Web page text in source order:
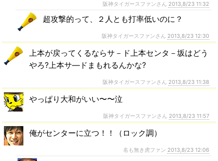
阪神タイガースファンさん 2013,8/23 11:32
超攻撃的って、２人とも打率低いのに？
阪神タイガースファンさん 2013,8/23 12:30
上本が戻ってくるならサ－ド上本センタ－坂はどう
やろ?上本サ―ドまもれるんかな?
阪神タイガースファンさん 2013,8/23 11:38
やっぱり大和がいい〜〜泣
阪神タイガースファンさん 2013,8/23 11:57
俺がセンターに立つ！！（ロック調）
名も無き虎ファン 2013,8/23 12:06